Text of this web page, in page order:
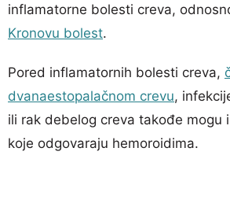
inflamatorne bolesti creva,
Kronovu bolest.
Pored inflamatornih bolesti creva,
dvanaestopalačnom crevu,
ili rak debelog creva takođe mogu
koje odgovaraju hemoroidima.